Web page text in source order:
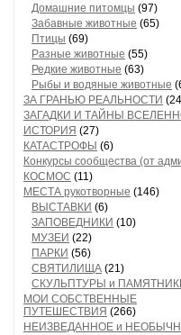
Домашние питомцы (97)
Забавные животные (65)
Птицы (69)
Разные животные (55)
Редкие животные (63)
Рыбы и водяные животные
ЗА ГРАНЬЮ РЕАЛЬНОСТИ
ЗАГАДКИ И ТАЙНЫ
ИСТОРИЯ (27)
КАТАСТРОФЫ (6)
Конкурсы сообщества (от
КОСМОС (11)
МЕСТА рукотворные (146)
ВЫСТАВКИ (6)
ЗАПОВЕДНИКИ (10)
МУЗЕИ (22)
ПАРКИ (56)
СВЯТИЛИЩА (21)
СКУЛЬПТУРЫ и
МОИ СОБСТВЕННЫЕ
ПУТЕШЕСТВИЯ (266)
НЕИЗВЕДАННОЕ и